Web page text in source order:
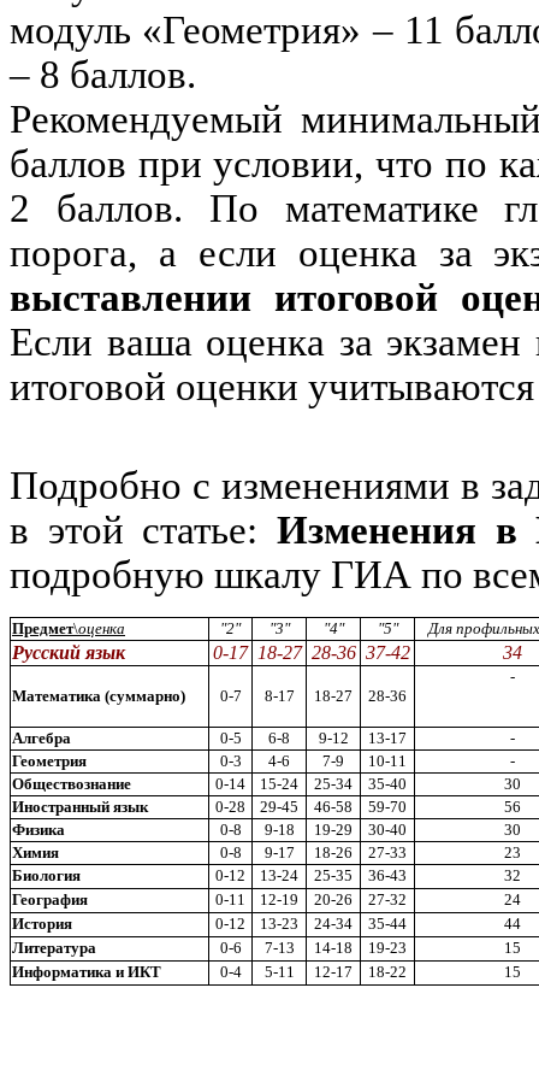
модуль «Геометрия» – 11
– 8 баллов.
Рекомендуемый
баллов при условии, что по
2 баллов. По математике
порога, а если оценка за
выставлении итоговой
Если ваша оценка за
итоговой оценки
Подробно с изменениями в
в этой статье: Изменения
подробную шкалу ГИА по
Предмет\оценка "2" "3" "4" "5" Для
Русский язык 0-17 18-27 28-36 37-42 34
Математика (суммарно) 0-7 8-17 18-27 28-36
-
Алгебра 0-5 6-8 9-12 13-17
-
Геометрия
0-3 4-6 7-9 10-11
-
Обществознание
0-14 15-24 25-34 35-40
30
Иностранный язык
0-28 29-45 46-58 59-70
56
Физика
0-8 9-18 19-29 30-40
30
Химия
0-8 9-17 18-26 27-33
23
Биология
0-12 13-24 25-35 36-43
32
География
0-11 12-19 20-26 27-32
24
История
0-12 13-23 24-34 35-44
44
Литература
0-6 7-13 14-18 19-23
15
Информатика и ИКТ
0-4 5-11 12-17 18-22 15